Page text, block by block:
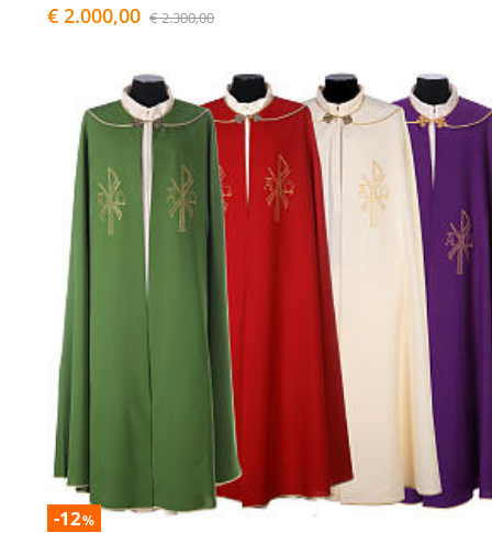
€ 2.000,00 € 2.300,00
-12%